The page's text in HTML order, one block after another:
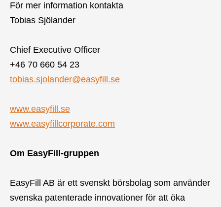
För mer information kontakta
Tobias Sjölander
Chief Executive Officer
+46 70 660 54 23
tobias.sjolander@easyfill.se
www.easyfill.se
www.easyfillcorporate.com
Om EasyFill-gruppen
EasyFill AB är ett svenskt börsbolag som använder
svenska patenterade innovationer för att öka